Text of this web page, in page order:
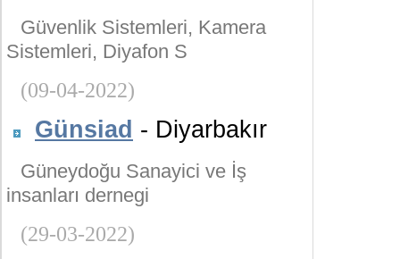
Güvenlik Sistemleri, Kamera
Sistemleri, Diyafon S
(09-04-2022)
Günsiad - Diyarbakır
Güneydoğu Sanayici ve İş
insanları dernegi
(29-03-2022)